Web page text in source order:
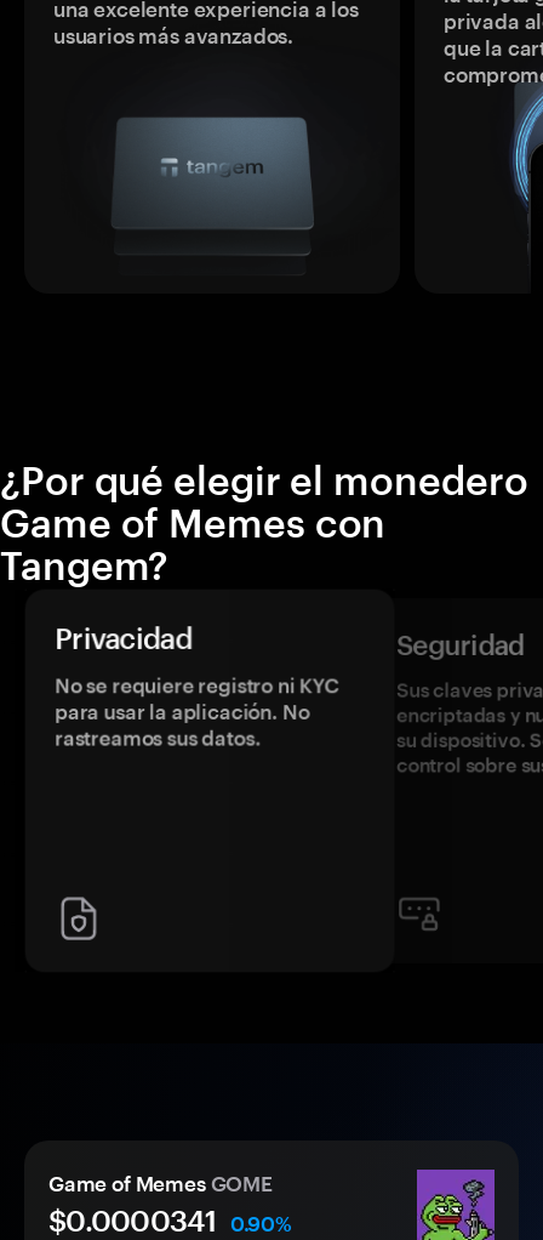
una excelente experiencia a los
usuarios más avanzados.
privada
que la
¿Por qué elegir el monedero
Game of Memes con
Tangem?
Privacidad
No se requiere registro ni KYC
para usar la aplicación. No
rastreamos sus datos.
Seguridad
Sus claves
encriptadas y
su dispositivo.
control sobre
Game of Memes GOME
$0.0000341
0.90%